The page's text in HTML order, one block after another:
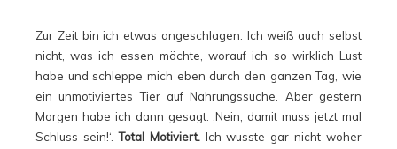
Zur Zeit bin ich etwas angeschlagen. Ich weiß auch selbst
nicht, was ich essen möchte, worauf ich so wirklich Lust
habe und schleppe mich eben durch den ganzen Tag, wie
ein unmotiviertes Tier auf Nahrungssuche. Aber gestern
Morgen habe ich dann gesagt: ‚Nein, damit muss jetzt mal
Schluss sein!‘.Total Motiviert.Ich wusste gar nicht woher